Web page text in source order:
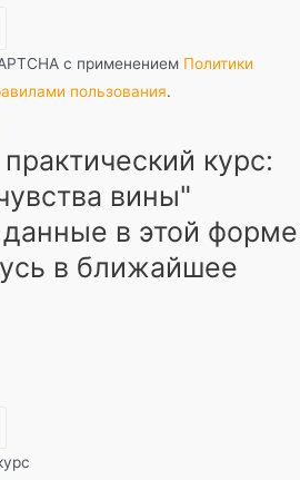
с применением Политики
пользования.
курс:
вины"​
данные в этой форме
в ближайшее